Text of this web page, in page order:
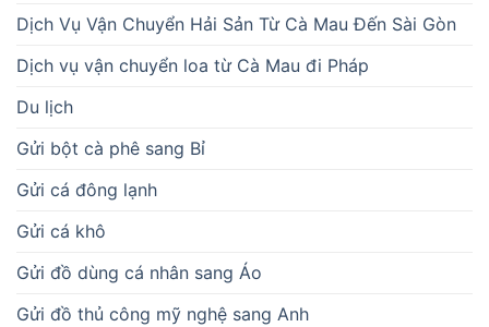
Dịch Vụ Vận Chuyển Hải Sản Từ Cà Mau Đến Sài Gòn
Dịch vụ vận chuyển loa từ Cà Mau đi Pháp
Du lịch
Gửi bột cà phê sang Bỉ
Gửi cá đông lạnh
Gửi cá khô
Gửi đồ dùng cá nhân sang Áo
Gửi đồ thủ công mỹ nghệ sang Anh